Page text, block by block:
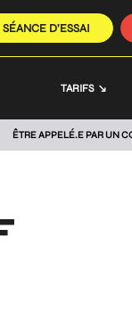
SÉANCE D’ESSAI
TARIFS
ÊTRE APPELÉ.E PAR UN